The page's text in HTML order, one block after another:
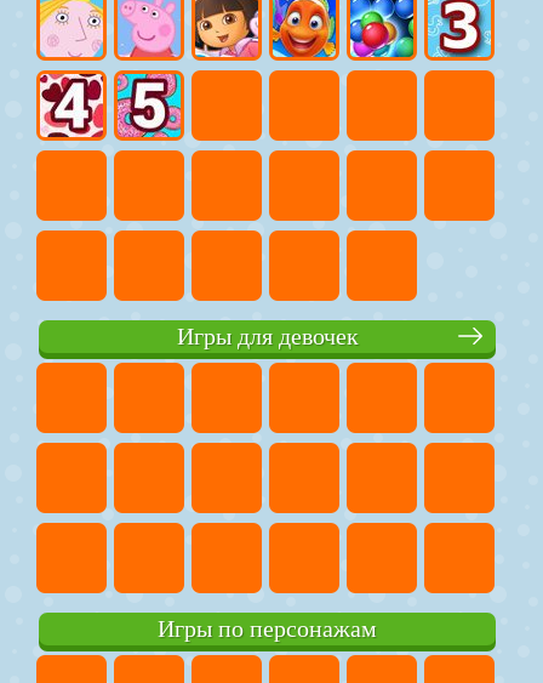
Игры для девочек
Игры по персонажам